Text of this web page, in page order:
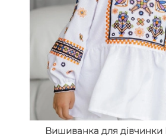
Вишиванка для дівчинки